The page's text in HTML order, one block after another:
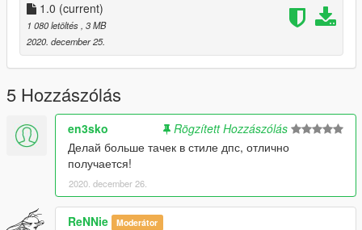
-or-
Head to (without Albos Mod Loader)
Grand Theft Auto
V\update\x64\dlcpacks\patchday24ng\dlc.rpf\x64\levels\gta5\ve
hicles.rpf\
Add the files of the original car into that .rpf.
Now open my download and replace the files inside that with
the files of the original vehicle
1.0 (current)
1 080 letöltés , 3 MB
2020. december 25.
5 Hozzászólás
en3sko
Rögzített Hozzászólás
Делай больше тачек в стиле дпс, отлично
получается!
2020. december 26.
ReNNie Moderátor